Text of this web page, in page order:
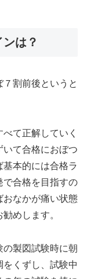
は？
割前後というと
て正解していく
て合格におぼつ
本的には合格ラ
で合格を目指すの
おなかが痛い状態
めします。
製図試験時に朝
くずし、試験中